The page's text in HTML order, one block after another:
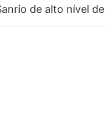
de alto nível